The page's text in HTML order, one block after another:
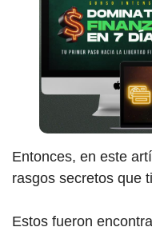
Entonces, en este
rasgos secretos que
Estos fueron